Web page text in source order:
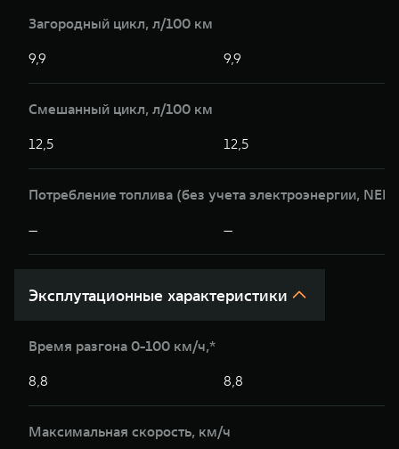
Загородный цикл, л/100 км
9,9 9,9
Смешанный цикл, л/100 км
12,5 12,5
Потребление топлива (без учета электроэнергии,
— —
Эксплутационные характеристики
Время разгона 0-100 км/ч,*
8,8 8,8
Максимальная скорость, км/ч